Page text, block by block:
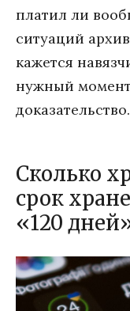
платил ли
ситуаций
кажется
нужный
доказательство.
Сколько
срок
«120